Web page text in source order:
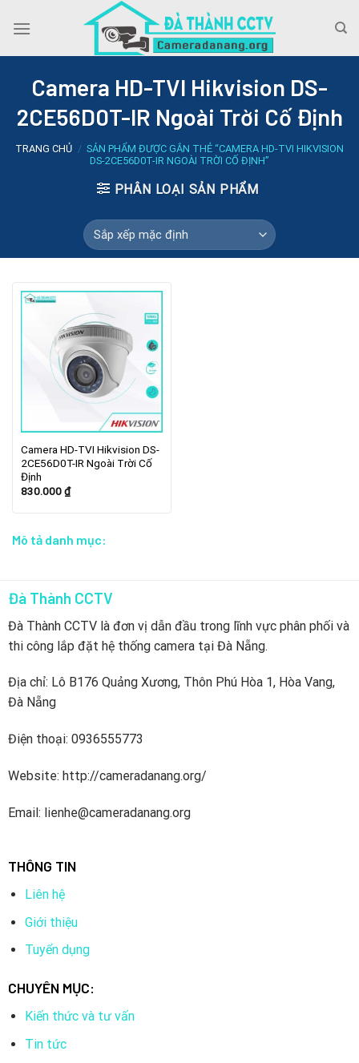
Camera HD-TVI Hikvision DS-
2CE56D0T-IR Ngoài Trời Cố Định
TRANG CHỦ / SẢN PHẨM ĐƯỢC GẮN THẺ “CAMERA HD-TVI HIKVISION
DS-2CE56D0T-IR NGOÀI TRỜI CỐ ĐỊNH”
PHÂN LOẠI SẢN PHẨM
Camera HD-TVI Hikvision DS-
2CE56D0T-IR Ngoài Trời Cố
Định
830.000₫
Mô tả danh mục:
Đà Thành CCTV
Đà Thành CCTV là đơn vị dẫn đầu trong lĩnh vực phân phối và
thi công lắp đặt hệ thống camera tại Đà Nẵng.
Địa chỉ: Lô B176 Quảng Xương, Thôn Phú Hòa 1, Hòa Vang,
Đà Nẵng
Điện thoại: 0936555773
Website: http://cameradanang.org/
Email: lienhe@cameradanang.org
THÔNG TIN
Liên hệ
Giới thiệu
Tuyển dụng
CHUYÊN MỤC:
Kiến thức và tư vấn
Tin tức